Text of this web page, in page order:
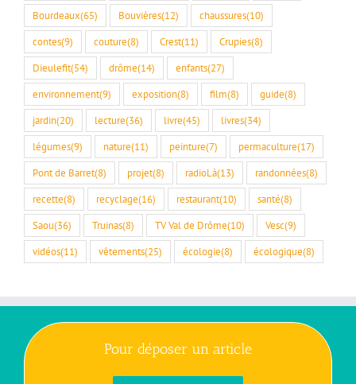
Bourdeaux(65) Bouvières(12) chaussures(10)
contes(9) couture(8) Crest(11) Crupies(8)
Dieulefit(54) drôme(14) enfants(27)
environnement(9) exposition(8) film(8) guide(8)
jardin(20) lecture(36) livre(45) livres(34)
légumes(9) nature(11) peinture(7) permaculture(17)
Pont de Barret(8) projet(8) radioLà(13) randonnées(8)
recette(8) recyclage(16) restaurant(10) santé(8)
Saou(36) Truinas(8) TV Val de Drôme(10) Vesc(9)
vidéos(11) vêtements(25) écologie(8) écologique(8)
Pour déposer un article